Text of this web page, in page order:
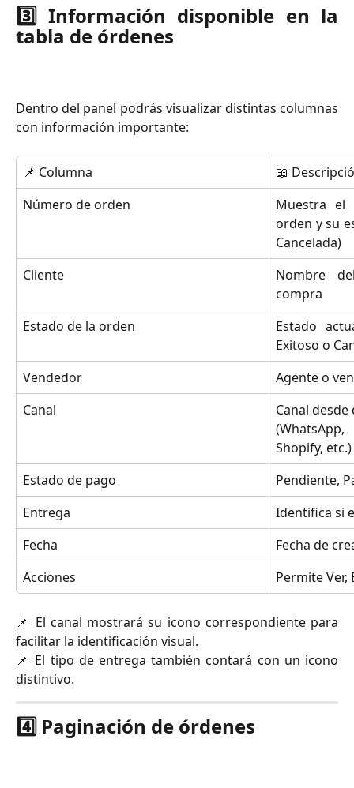
3️⃣ Información disponible en la
tabla de órdenes
Dentro del panel podrás visualizar distintas columnas
con información importante:
📌 Columna
📖
Número de orden
Muestra el
orden y su
Cancelada)
Cliente
Nombre
compra
Estado de la orden
Estado
Exitoso o
Vendedor
Agente o
Canal
Canal
Shopify, etc.)
Estado de pago
Pendiente,
Entrega
Identifica si
Fecha
Fecha de
Acciones
Permite Ver,
📌 El canal mostrará su icono correspondiente para
facilitar la identificación visual.
📌 El tipo de entrega también contará con un icono
distintivo.
4️⃣ Paginación de órdenes